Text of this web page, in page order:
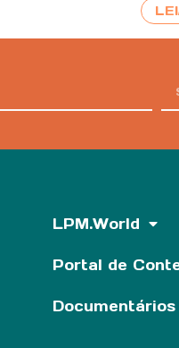
LPM.World
Portal de
Documentários